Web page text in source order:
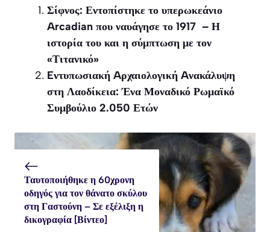
Σίφνος: Εντοπίστηκε το υπερωκεάνιο
Arcadian που ναυάγησε το 1917 – Η
ιστορία του και η σύμπτωση με τον
«Τιτανικό»
Eντυπωσιακή Aρχαιολογική Aνακάλυψη
στη Λαοδίκεια: Ένα Μοναδικό Ρωμαϊκό
Συμβούλιο 2.050 Ετών
Ταυτοποιήθηκε η 60χρονη
οδηγός για τον θάνατο σκύλου
στη Γαστούνη – Σε εξέλιξη η
δικογραφία [Βίντεο]